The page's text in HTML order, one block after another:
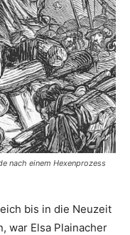
nach einem Hexenprozess
bis in die Neuzeit
war Elsa Plainacher